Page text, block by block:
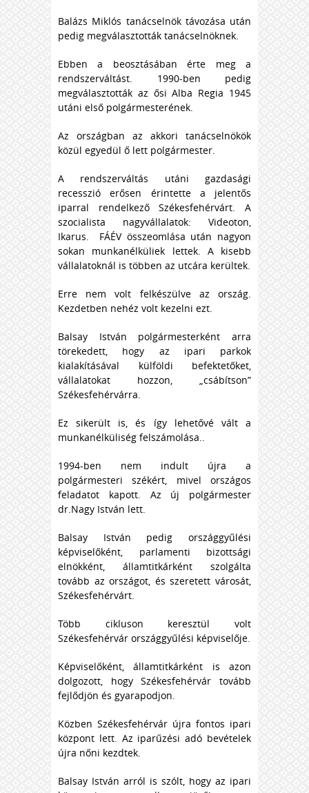
Balázs Miklós tanácselnök távozása után
pedig megválasztották tanácselnöknek.
Ebben a beosztásában érte meg a
rendszerváltást. 1990-ben pedig
megválasztották az ősi Alba Regia 1945
utáni első polgármesterének.
Az országban az akkori tanácselnökök
közül egyedül ő lett polgármester.
A rendszerváltás utáni gazdasági
recesszió erősen érintette a jelentős
iparral rendelkező Székesfehérvárt. A
szocialista nagyvállalatok: Videoton,
Ikarus. FÁÉV összeomlása után nagyon
sokan munkanélküliek lettek. A kisebb
vállalatoknál is többen az utcára kerültek.
Erre nem volt felkészülve az ország.
Kezdetben nehéz volt kezelni ezt.
Balsay István polgármesterként arra
törekedett, hogy az ipari parkok
kialakításával külföldi befektetőket,
vállalatokat hozzon, „csábítson”
Székesfehérvárra.
Ez sikerült is, és így lehetővé vált a
munkanélküliség felszámolása..
1994-ben nem indult újra a
polgármesteri székért, mivel országos
feladatot kapott. Az új polgármester
dr.Nagy István lett.
Balsay István pedig országgyűlési
képviselőként, parlamenti bizottsági
elnökként, államtitkárként szolgálta
tovább az országot, és szeretett városát,
Székesfehérvárt.
Több cikluson keresztül volt
Székesfehérvár országgyűlési képviselője.
Képviselőként, államtitkárként is azon
dolgozott, hogy Székesfehérvár tovább
fejlődjön és gyarapodjon.
Közben Székesfehérvár újra fontos ipari
központ lett. Az iparűzési adó bevételek
újra nőni kezdtek.
Balsay István arról is szólt, hogy az ipari